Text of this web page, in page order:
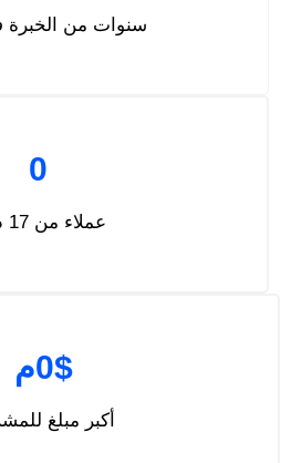
سنوات من الخبرة
0
عملاء من 17 دولة
$
0م
أكبر مبلغ